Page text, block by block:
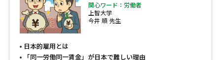
関心ワード：労働者
上智大学
今井 順 先生
日本的雇用とは
「同一労働同一賃金」が日本で難しい理由